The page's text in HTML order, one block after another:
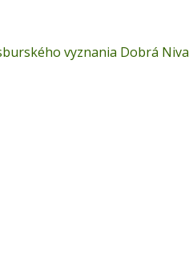
vyznania Dobrá Niva